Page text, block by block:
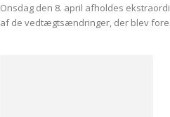
Onsdag den 8. april afholdes
af de vedtægtsændringer, der blev